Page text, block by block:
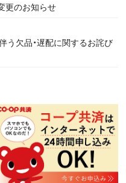
更のお知らせ
う欠品・遅配に関するお詫び